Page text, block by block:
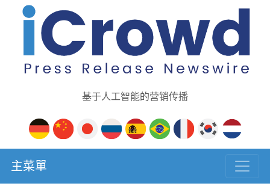
基于人工智能的营销传播
主菜單